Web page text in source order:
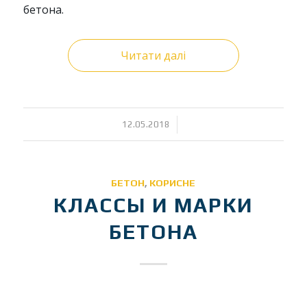
бетона.
Читати далі
12.05.2018
/
БЕТОН, КОРИСНЕ
КЛАССЫ И МАРКИ
БЕТОНА